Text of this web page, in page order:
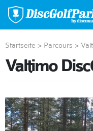
Startseite > Parcours >
Valtimo